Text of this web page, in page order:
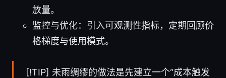
放量。
监控与优化：引入可观测性指标，定期回顾价
格梯度与使用模式。
[!TIP] 未雨绸缪的做法是先建立一个“成本触发